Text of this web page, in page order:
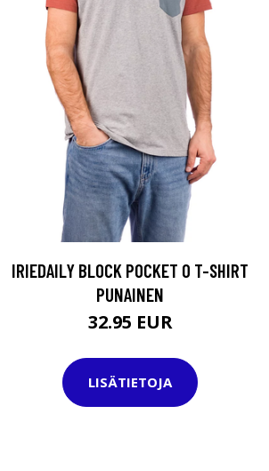
IRIEDAILY BLOCK POCKET 0 T-SHIRT
PUNAINEN
32.95 EUR
LISÄTIETOJA